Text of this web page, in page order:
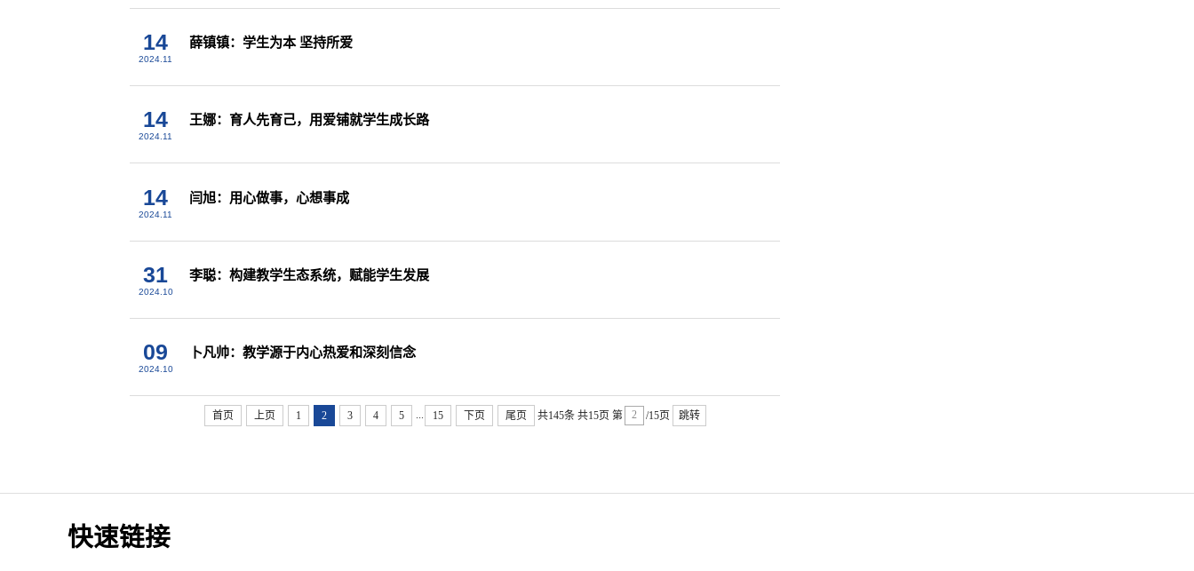
14
2024.11
薛镇镇：学生为本 坚持所爱
14
2024.11
王娜：育人先育己，用爱铺就学生成长路
14
2024.11
闫旭：用心做事，心想事成
31
2024.10
李聪：构建教学生态系统，赋能学生发展
09
2024.10
卜凡帅：教学源于内心热爱和深刻信念
首页 上页 1 2 3 4 5 15 下页 尾页 共145条 共15页 第 /15页 跳转
快速链接